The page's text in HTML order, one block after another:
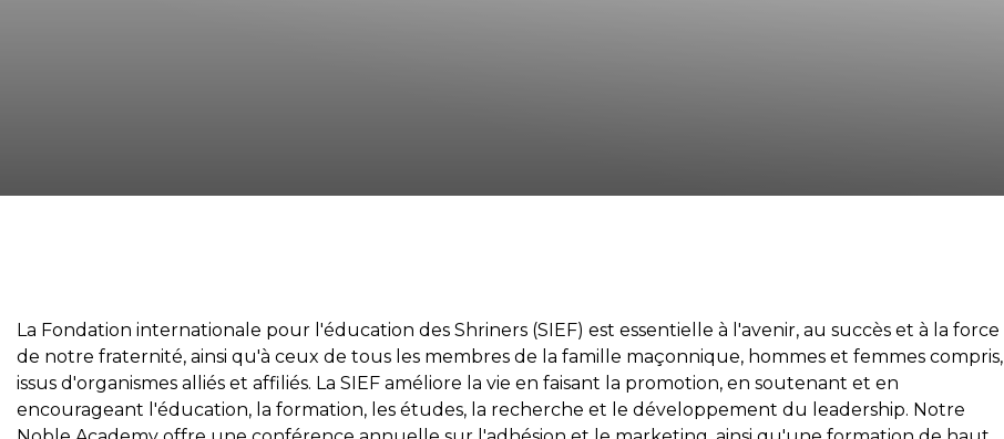
Notre lien avec Freemasonry
Chapitres
Nouvelles et événements
Centre des membres
La Fondation internationale pour l'éducation des Shriners (SIEF) est essentielle à l'avenir, au succès et à la force
de notre fraternité, ainsi qu'à ceux de tous les membres de la famille maçonnique, hommes et femmes compris,
issus d'organismes alliés et affiliés. La SIEF améliore la vie en faisant la promotion, en soutenant et en
encourageant l'éducation, la formation, les études, la recherche et le développement du leadership. Notre